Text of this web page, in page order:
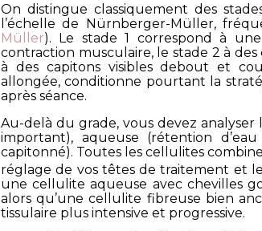
On distingue classiquement des
l’échelle de Nürnberger-Müller,
Müller). Le stade 1 correspond à
contraction musculaire, le stade 2 à
à des capitons visibles debout et
allongée, conditionne pourtant la
après séance.
Au-delà du grade, vous devez
important), aqueuse (rétention
capitonné). Toutes les cellulites
réglage de vos têtes de traitement et
une cellulite aqueuse avec chevilles
alors qu’une cellulite fibreuse bien
tissulaire plus intensive et progressive.